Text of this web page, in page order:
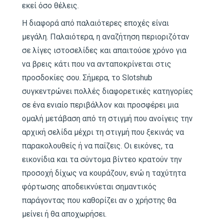
εκεί όσο θέλεις.
Η διαφορά από παλαιότερες εποχές είναι
μεγάλη. Παλαιότερα, η αναζήτηση περιοριζόταν
σε λίγες ιστοσελίδες και απαιτούσε χρόνο για
να βρεις κάτι που να ανταποκρίνεται στις
προσδοκίες σου. Σήμερα, το Slotshub
συγκεντρώνει πολλές διαφορετικές κατηγορίες
σε ένα ενιαίο περιβάλλον και προσφέρει μια
ομαλή μετάβαση από τη στιγμή που ανοίγεις την
αρχική σελίδα μέχρι τη στιγμή που ξεκινάς να
παρακολουθείς ή να παίζεις. Οι εικόνες, τα
εικονίδια και τα σύντομα βίντεο κρατούν την
προσοχή δίχως να κουράζουν, ενώ η ταχύτητα
φόρτωσης αποδεικνύεται σημαντικός
παράγοντας που καθορίζει αν ο χρήστης θα
μείνει ή θα αποχωρήσει.